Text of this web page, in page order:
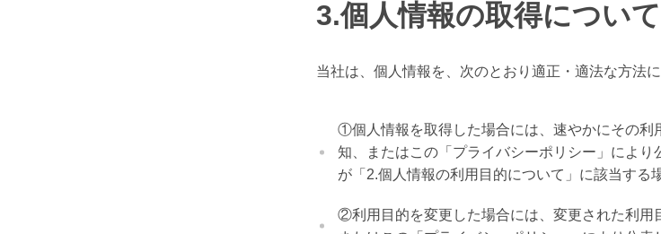
3.個人情報の取得について
当社は、個人情報を、次のとおり適正・適法な方法
①個人情報を取得した場合には、速やかにその利
知、またはこの「プライバシーポリシー」によ
が「2.個人情報の利用目的について」に該当する
②利用目的を変更した場合には、変更された利用